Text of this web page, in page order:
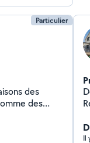
Particulier
des
des
conciergerie
un chat, je
Il